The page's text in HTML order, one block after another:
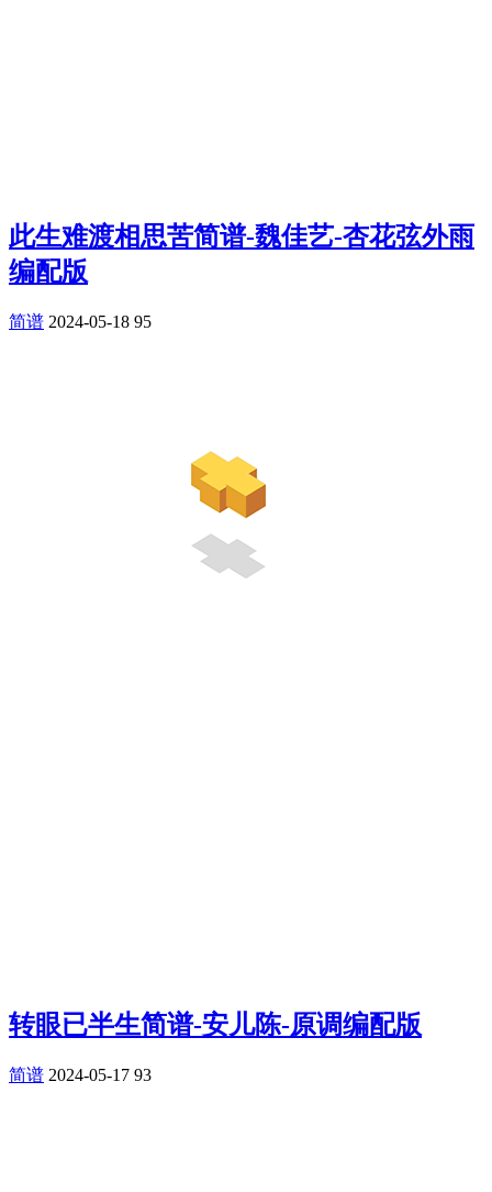
此生难渡相思苦简谱-魏佳艺-杏花弦外雨
编配版
简谱 2024-05-18 95
转眼已半生简谱-安儿陈-原调编配版
简谱 2024-05-17 93